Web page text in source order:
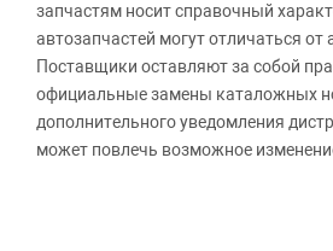
запчастям носит справочный
автозапчастей могут отличаться от
Поставщики оставляют за собой
официальные замены каталожных
дополнительного уведомления
может повлечь возможное